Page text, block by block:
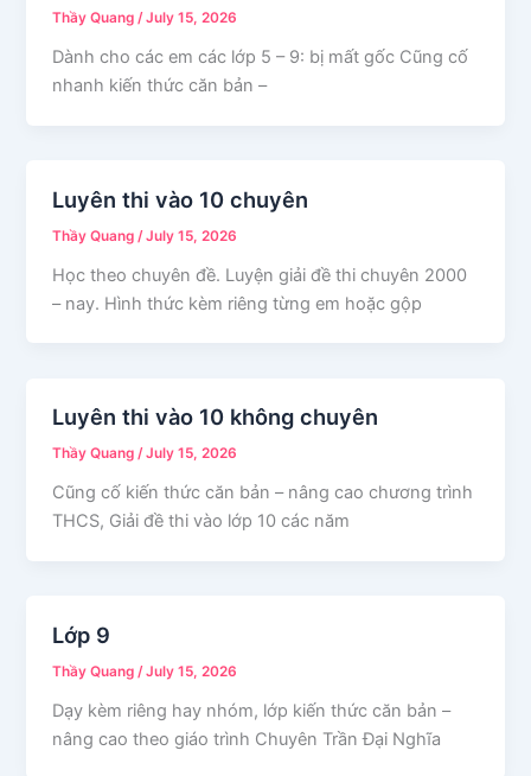
Thầy Quang/July 15, 2026
Dành cho các em các lớp 5 – 9: bị mất gốc Cũng cố
nhanh kiến thức căn bản –
Luyên thi vào 10 chuyên
Thầy Quang /July 15, 2026
Học theo chuyên đề. Luyện giải đề thi chuyên 2000
– nay. Hình thức kèm riêng từng em hoặc gộp
Luyên thi vào 10 không chuyên
Thầy Quang/July 15, 2026
Cũng cố kiến thức căn bản – nâng cao chương trình
THCS, Giải đề thi vào lớp 10 các năm
Lớp 9
Thầy Quang/July 15, 2026
Dạy kèm riêng hay nhóm, lớp kiến thức căn bản –
nâng cao theo giáo trình Chuyên Trần Đại Nghĩa